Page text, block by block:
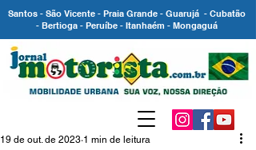
Santos - São Vicente - Praia Grande - Guarujá - Cubatão
- Bertioga - Peruíbe - Itanhaém - Mongaguá
19 de out. de 2023 1 min de leitura